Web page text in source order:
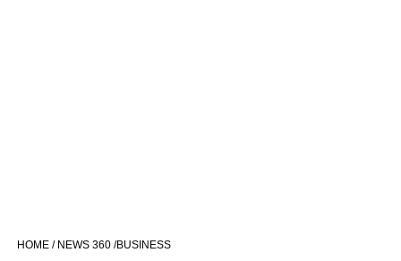
CINEMA
HOME / NEWS 360 /BUSINESS